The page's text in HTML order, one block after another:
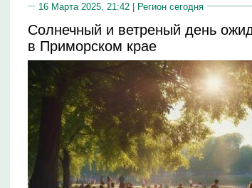
16 Марта 2025, 21:42 | Регион сегодня
Солнечный и ветреный день
в Приморском крае